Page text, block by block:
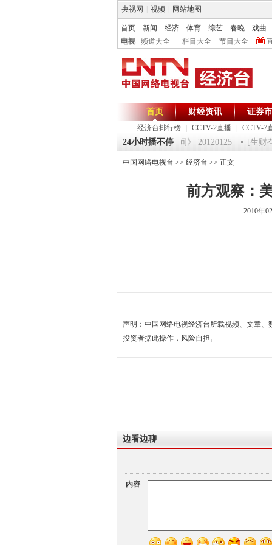
央视网 视频 网站地图
首页 新闻 经济 体育 综艺 春晚
戏曲
电视
频道大全 栏目大全 节目大全
首页
经济台排行榜 CCTV-2直播 CCTV-7
财经资讯 证券
24小时播不停
《第一时间》 20120125 [生财有
中国网络电视台 >> 经济台 >> 正文
前方观察：
2010年
声明：中国网络电视经济台所载视频、文章
投资者据此操作，风险自担。
边看边聊
内容